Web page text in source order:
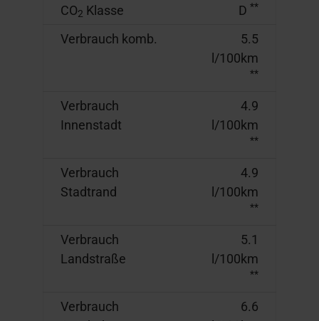
CO2 Klasse D **
Verbrauch komb.
5.5
l/100km
**
Verbrauch
Innenstadt
4.9
l/100km
**
Verbrauch
Stadtrand
4.9
l/100km
**
Verbrauch
Landstraße
5.1
l/100km
**
Verbrauch
6.6